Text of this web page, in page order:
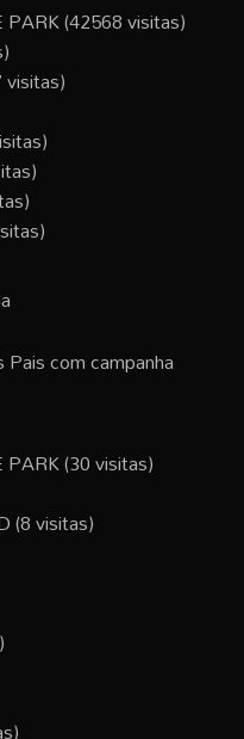
PARK(42568 visitas)
com campanha
PARK(30 visitas)
(8 visitas)